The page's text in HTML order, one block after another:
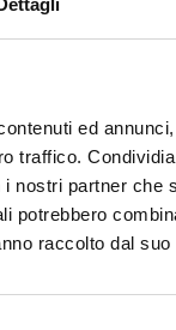
Dettagli
ed
traffico.
nostri partner che
potrebbero
raccolto dal